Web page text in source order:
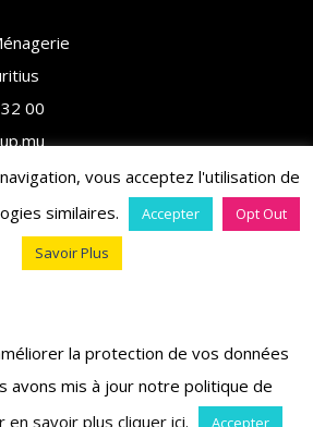
00
vous acceptez l'utilisation de
similaires.
Accepter
Opt Out
Savoir Plus
la protection de vos données
avons mis à jour notre politique de
en savoir plus cliquer ici. Accepter